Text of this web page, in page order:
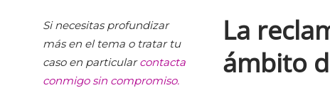
Si necesitas profundizar
más en el tema o tratar tu
caso en particularcontacta
conmigo sin compromiso.
La
ámbito